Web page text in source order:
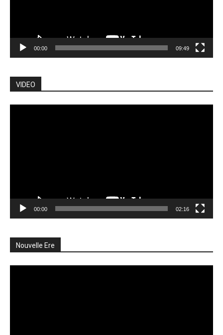
00:00 09:49
VIDEO
00:00 02:16
Nouvelle Ere